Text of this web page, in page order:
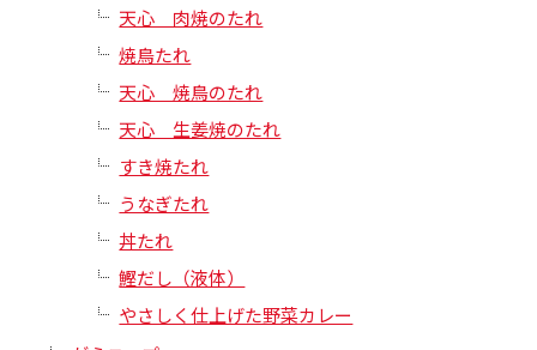
天心 肉焼のたれ
焼鳥たれ
天心 焼鳥のたれ
天心 生姜焼のたれ
すき焼たれ
うなぎたれ
丼たれ
鰹だし（液体）
やさしく仕上げた野菜カレー